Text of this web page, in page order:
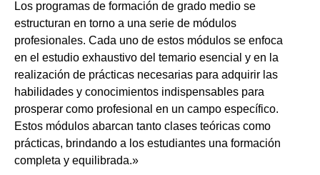
Los programas de formación de grado medio se
estructuran en torno a una serie de módulos
profesionales. Cada uno de estos módulos se enfoca
en el estudio exhaustivo del temario esencial y en la
realización de prácticas necesarias para adquirir las
habilidades y conocimientos indispensables para
prosperar como profesional en un campo específico.
Estos módulos abarcan tanto clases teóricas como
prácticas, brindando a los estudiantes una formación
completa y equilibrada.»